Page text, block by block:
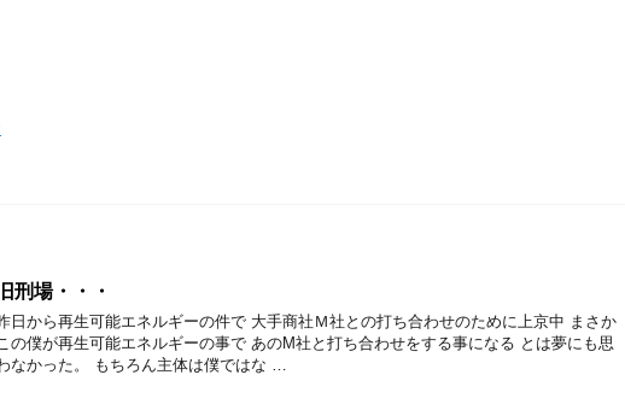
旧刑場・・・
日から再生可能エネルギーの件で 大手商社Ｍ社との打ち合わせのために上京中 まさか
の僕が再生可能エネルギーの事で あのM社と打ち合わせをする事になる とは夢にも思
なかった。 もちろん主体は僕ではな …